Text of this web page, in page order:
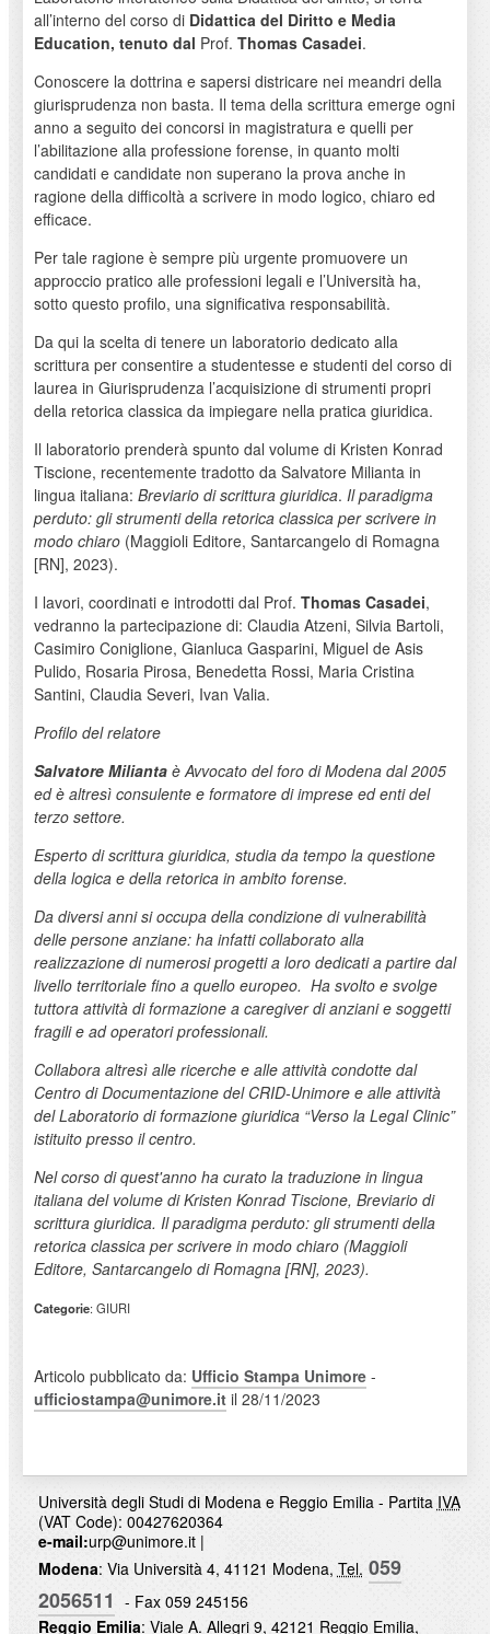
all’interno del corso di Didattica del Diritto e Media
Education, tenuto dal Prof. Thomas Casadei.
Conoscere la dottrina e sapersi districare nei meandri della
giurisprudenza non basta. Il tema della scrittura emerge ogni
anno a seguito dei concorsi in magistratura e quelli per
l’abilitazione alla professione forense, in quanto molti
candidati e candidate non superano la prova anche in
ragione della difficoltà a scrivere in modo logico, chiaro ed
efficace.
Per tale ragione è sempre più urgente promuovere un
approccio pratico alle professioni legali e l’Università ha,
sotto questo profilo, una significativa responsabilità.
Da qui la scelta di tenere un laboratorio dedicato alla
scrittura per consentire a studentesse e studenti del corso di
laurea in Giurisprudenza l’acquisizione di strumenti propri
della retorica classica da impiegare nella pratica giuridica.
Il laboratorio prenderà spunto dal volume di Kristen Konrad
Tiscione, recentemente tradotto da Salvatore Milianta in
lingua italiana: Breviario di scrittura giuridica. Il paradigma
perduto: gli strumenti della retorica classica per scrivere in
modo chiaro(Maggioli Editore, Santarcangelo di Romagna
[RN], 2023).
I lavori, coordinati e introdotti dal Prof. Thomas Casadei,
vedranno la partecipazione di: Claudia Atzeni, Silvia Bartoli,
Casimiro Coniglione, Gianluca Gasparini, Miguel de Asis
Pulido, Rosaria Pirosa, Benedetta Rossi, Maria Cristina
Santini, Claudia Severi, Ivan Valia.
Profilo del relatore
Salvatore Milianta è Avvocato del foro di Modena dal 2005
ed è altresì consulente e formatore di imprese ed enti del
terzo settore.
Esperto di scrittura giuridica, studia da tempo la questione
della logica e della retorica in ambito forense.
Da diversi anni si occupa della condizione di vulnerabilità
delle persone anziane: ha infatti collaborato alla
realizzazione di numerosi progetti a loro dedicati a partire dal
livello territoriale fino a quello europeo. Ha svolto e svolge
tuttora attività di formazione a caregiver di anziani e soggetti
fragili e ad operatori professionali.
Collabora altresì alle ricerche e alle attività condotte dal
Centro di Documentazione del CRID-Unimore e alle attività
delLaboratorio di formazione giuridica “Verso la Legal Clinic”
istituito presso il centro.
Nel corso di quest'anno ha curato la traduzione in lingua
italiana del volume diKristen Konrad Tiscione, Breviario di
scrittura giuridica. Il paradigma perduto: gli strumenti della
retorica classica per scrivere in modo chiaro (Maggioli
Editore, Santarcangelo di Romagna [RN], 2023).
Categorie: GIURI
Articolo pubblicato da: Ufficio Stampa Unimore-
ufficiostampa@unimore.itil 28/11/2023
Università degli Studi di Modena e Reggio Emilia - Partita IVA
(VAT Code): 00427620364
e-mail:urp@unimore.it|
Modena: Via Università 4, 41121 Modena, Tel. 059
2056511 - Fax 059 245156
Reggio Emilia: Viale A. Allegri 9, 42121 Reggio Emilia,